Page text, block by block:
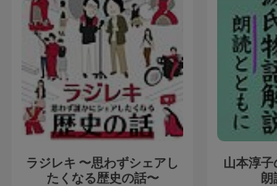
ラジレキ 〜思わずシェアし
たくなる歴史の話〜
山本淳
朗